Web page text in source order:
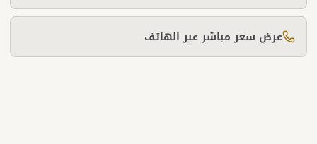
عرض سعر مباشر عبر الهاتف